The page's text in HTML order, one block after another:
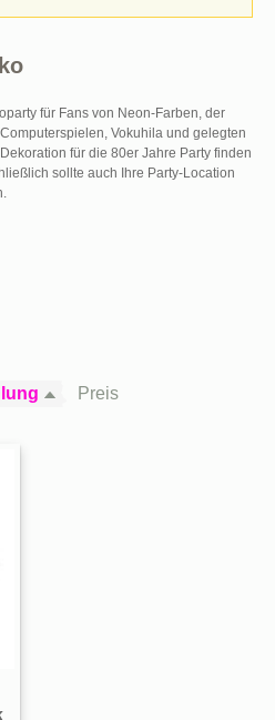
für Fans von Neon-Farben, der
Vokuhila und gelegten
für die 80er Jahre Party finden
sollte auch Ihre Party-Location
Preis